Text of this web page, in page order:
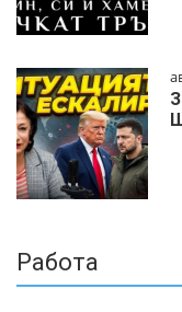
Работа